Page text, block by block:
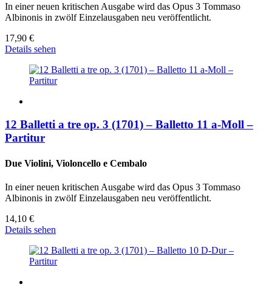
In einer neuen kritischen Ausgabe wird das Opus 3 Tommaso
Albinonis in zwölf Einzelausgaben neu veröffentlicht.
17,90 €
Details sehen
12 Balletti a tre op. 3 (1701) – Balletto 11 a-Moll –
Partitur
Due Violini, Violoncello e Cembalo
In einer neuen kritischen Ausgabe wird das Opus 3 Tommaso
Albinonis in zwölf Einzelausgaben neu veröffentlicht.
14,10 €
Details sehen